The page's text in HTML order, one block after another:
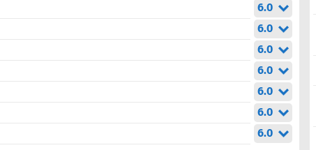
6.0
6.0
6.0
6.0
6.0
6.0
6.0